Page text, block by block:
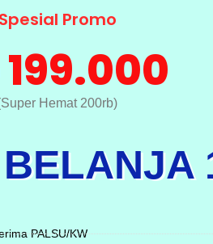
Spesial Promo
199.000
Hemat 200rb)
PALSU/KW